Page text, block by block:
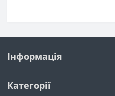
Інформація
Категорії